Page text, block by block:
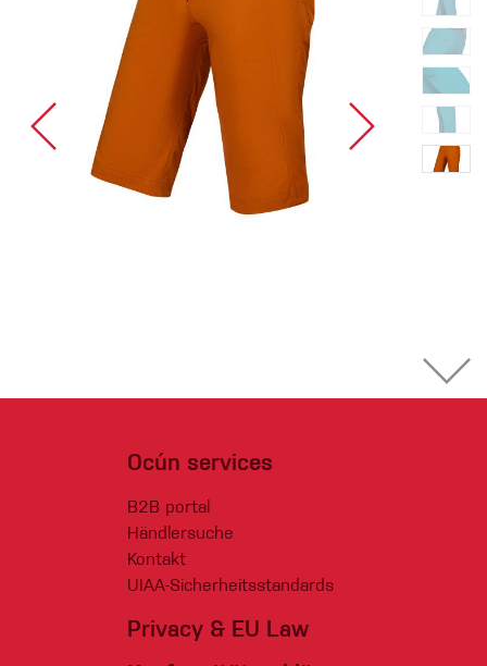
Ocún services
B2B portal
Händlersuche
Kontakt
UIAA-Sicherheitsstandards
Privacy & EU Law